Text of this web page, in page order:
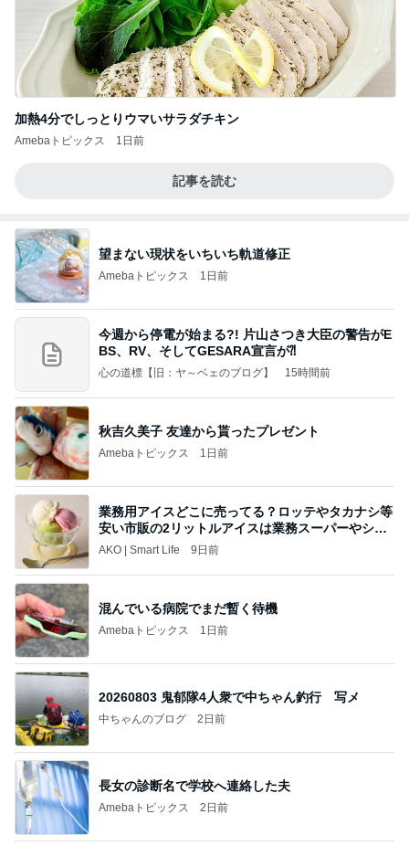
加熱4分でしっとりウマいサラダチキン
Amebaトピックス 1日前
記事を読む
望まない現状をいちいち軌道修正
Amebaトピックス 1日前
今週から停電が始まる?! 片山さつき大臣の警告がE
BS、RV、そしてGESARA宣言が⁈
心の道標【旧：ヤ～ベェのブログ】 15時間前
秋吉久美子 友達から貰ったプレゼント
Amebaトピックス 1日前
業務用アイスどこに売ってる？ロッテやタカナシ等
安い市販の2リットルアイスは業務スーパーやシャ
トレ
AKO | Smart Life 9日前
混んでいる病院でまだ暫く待機
Amebaトピックス 1日前
20260803 鬼郁隊4人衆で中ちゃん釣行 写メ
中ちゃんのブログ 2日前
長女の診断名で学校へ連絡した夫
Amebaトピックス 2日前